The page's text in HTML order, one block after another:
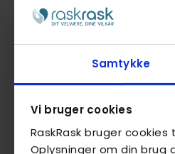
Samtykke
Vi bruger cookies
RaskRask bruger
Oplysninger om din brug
Mira
678,-